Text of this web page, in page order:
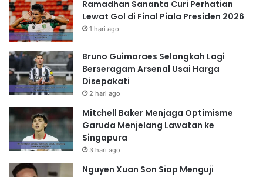
Ramadhan Sananta Curi Perhatian
Lewat Gol di Final Piala Presiden 2026
1 hari ago
Bruno Guimaraes Selangkah Lagi
Berseragam Arsenal Usai Harga
Disepakati
2 hari ago
Mitchell Baker Menjaga Optimisme
Garuda Menjelang Lawatan ke
Singapura
3 hari ago
Nguyen Xuan Son Siap Menguji